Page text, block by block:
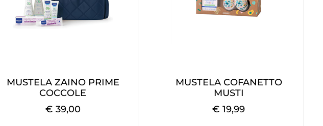
MUSTELA ZAINO PRIME
COCCOLE
€ 39,00
MUSTELA COFANETTO
MUSTI
€ 19,99